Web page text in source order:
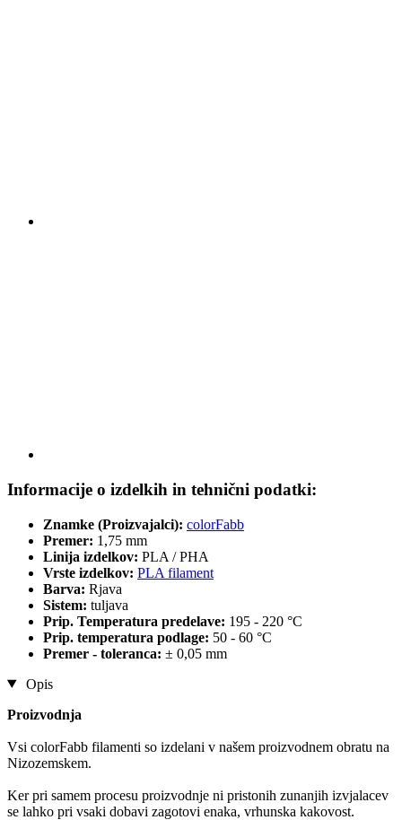
Informacije o izdelkih in tehnični podatki:
Znamke (Proizvajalci): colorFabb
Premer: 1,75 mm
Linija izdelkov: PLA / PHA
Vrste izdelkov: PLA filament
Barva: Rjava
Sistem: tuljava
Prip. Temperatura predelave: 195 - 220 °C
Prip. temperatura podlage: 50 - 60 °C
Premer - toleranca: ± 0,05 mm
Opis
Proizvodnja
Vsi colorFabb filamenti so izdelani v našem proizvodnem obratu na
Nizozemskem.
Ker pri samem procesu proizvodnje ni pristonih zunanjih izvjalacev
se lahko pri vsaki dobavi zagotovi enaka, vrhunska kakovost.